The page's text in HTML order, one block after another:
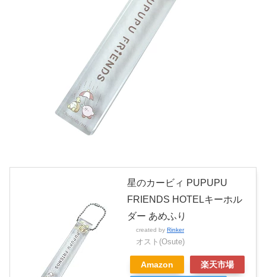
星のカービィ PUPUPU
FRIENDS HOTELキーホル
ダー あめふり
created by Rinker
オスト(Osute)
Amazon 楽天市場